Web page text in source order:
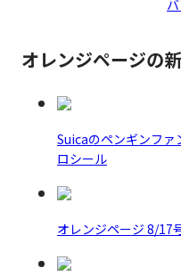
オレンジページの
Suicaのペンギンフ
ロシール
オレンジページ 8/17